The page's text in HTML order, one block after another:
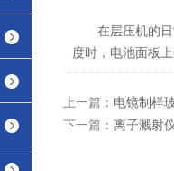
在层压机的日
度时，电池面板
上一篇： 电镜制样
下一篇： 离子溅射